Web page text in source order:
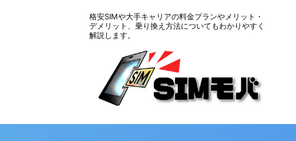
格安SIMや大手キャリアの料金プランやメリット・
デメリット、乗り換え方法についてもわかりやすく
解説します。